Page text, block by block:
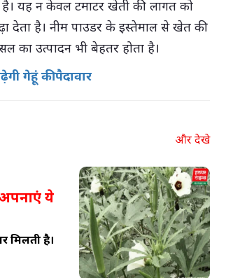
यह न केवल टमाटर खेती की लागत को
देता है। नीम पाउडर के इस्तेमाल से खेत की
का उत्पादन भी बेहतर होता है।
गेहूं की पैदावार
और देखे
अपनाएं ये
मिलती है।